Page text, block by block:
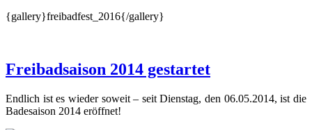
{gallery}freibadfest_2016{/gallery}
Freibadsaison 2014 gestartet
Endlich ist es wieder soweit – seit Dienstag, den 06.05.2014, ist die
Badesaison 2014 eröffnet!